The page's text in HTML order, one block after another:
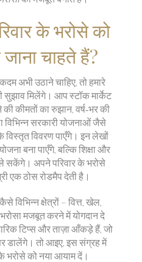
के भरोसे को
चाहते हैं?
अभी उठाने चाहिए, तो हमारे
सुझाव मिलेंगे। आप स्टॉक मार्केट
कीमतों का रुझान, वर्ष‑भर की
विभिन्न सरकारी योजनाओं जैसे
विस्तृत विवरण पाएँगे। इन लेखों
बना पाएँगे, बल्कि शिक्षा और
सकेंगे। अपने परिवार के भरोसे
एक ठोस रोडमैप देती है।
क्षेत्रों – वित्त, खेल,
मजबूत करने में योगदान दे
टिप्स और ताज़ा आँकड़े हैं, जो
डालेंगे। तो आइए, इस संग्रह में
भरोसे को नया आयाम दें।